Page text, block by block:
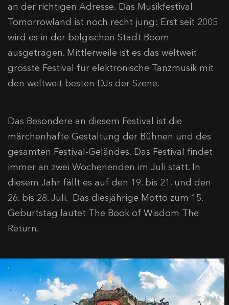
an der richtigen Adresse. Das Musikfestival
Tomorrowland ist noch recht jung: Erst seit 2005
wird es in der belgischen Stadt Boom
ausgetragen. Mittlerweile ist es das weltweit
grösste Festival für elektronische Tanzmusik mit
den weltweit besten DJs der Szene.
Das Besondere an diesem Festival ist die
märchenhafte Gestaltung der Bühnen und des
gesamten Festival-Geländes. Das Festival findet
immer an zwei Wochenenden im Juli statt. In
diesem Jahr fällt es auf den 19. bis 21. und den
26. bis 28. Juli. Das diesjährige Motto zum 15.
Geburtstag lautet The Book of Wisdom The
Return.